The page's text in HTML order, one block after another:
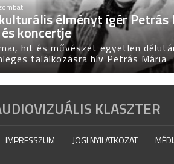
élményt ígér Petrás
koncertje
hit és művészet egyetlen
találkozásra hív Petrás Mária
KLASZTER
IMPRESSZUM JOGI NYILATKOZAT